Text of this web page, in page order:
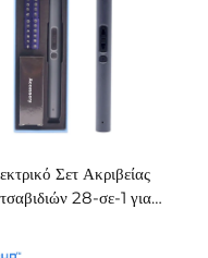
Σετ Ακριβείας
28-σε-1 για